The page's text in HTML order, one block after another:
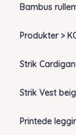
Bambus
Produkter >
Strik
Strik Vest
Printede